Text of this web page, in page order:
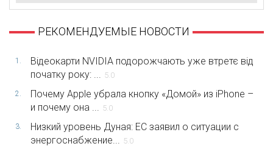
РЕКОМЕНДУЕМЫЕ НОВОСТИ
1.
Відеокарти NVIDIA подорожчають уже втретє від
початку року: ...
5.0
2.
Почему Apple убрала кнопку «Домой» из iPhone –
и почему она ...
5.0
3.
Низкий уровень Дуная: ЕС заявил о ситуации с
энергоснабжение...
5.0